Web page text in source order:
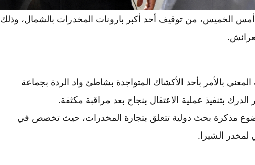
الخميس، من توقيف أحد أكبر بارونات المخدرات بالشمال، وذلك
بالأمر بأحد الأكشاك المتواجدة بشاطئ واد الردة بجماعة
بتنفيذ عملية الاعتقال بنجاح بعد مراقبة مكثفة.
مذكرة بحث دولية تتعلق بتجارة المخدرات، حيث تخصص في
لمخدر الشيرا.